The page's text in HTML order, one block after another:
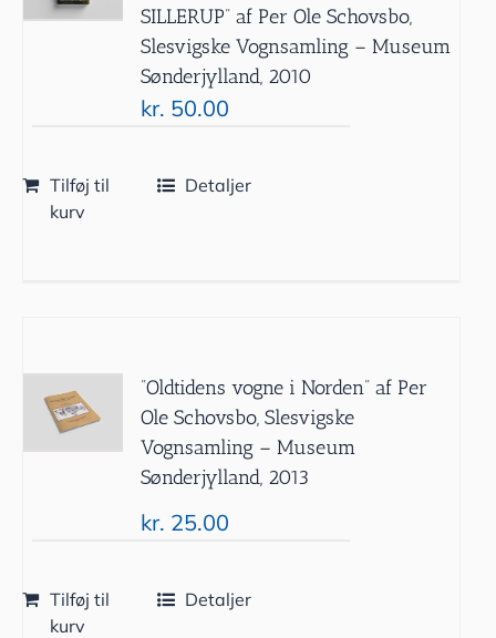
SILLERUP” af Per Ole Schovsbo,
Slesvigske Vognsamling – Museum
Sønderjylland, 2010
kr. 50.00
Tilføj til
kurv
Detaljer
”Oldtidens vogne i Norden” af Per
Ole Schovsbo, Slesvigske
Vognsamling – Museum
Sønderjylland, 2013
kr. 25.00
Tilføj til
kurv
Detaljer